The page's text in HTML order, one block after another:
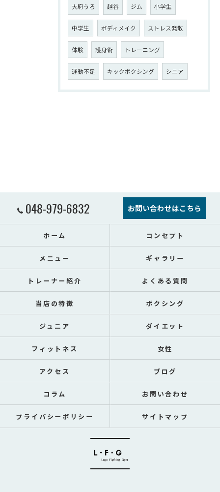
大府うろ 越谷 ジム 小学生
中学生 ボディメイク ストレス発散
体験 護身術 トレーニング
運動不足 キックボクシング シニア
048-979-6832 お問い合わせはこちら
ホーム コンセプト
メニュー ギャラリー
トレーナー紹介 よくある質問
当店の特徴 ボクシング
ジュニア ダイエット
フィットネス 女性
アクセス ブログ
コラム お問い合わせ
プライバシーポリシー サイトマップ